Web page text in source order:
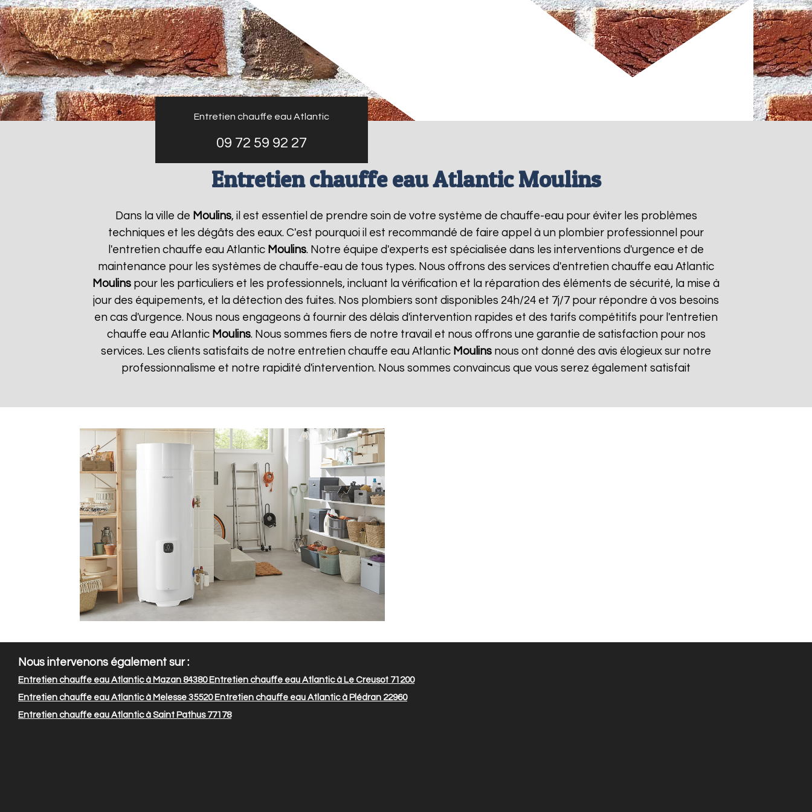
Entretien chauffe eau Atlantic
09 72 59 92 27
Entretien chauffe eau Atlantic Moulins
Dans la ville de Moulins, il est essentiel de prendre soin de votre système de chauffe-eau pour éviter les problèmes
techniques et les dégâts des eaux. C'est pourquoi il est recommandé de faire appel à un plombier professionnel pour
l'entretien chauffe eau Atlantic Moulins. Notre équipe d'experts est spécialisée dans les interventions d'urgence et de
maintenance pour les systèmes de chauffe-eau de tous types. Nous offrons des services d'entretien chauffe eau Atlantic
Moulins pour les particuliers et les professionnels, incluant la vérification et la réparation des éléments de sécurité, la mise à
jour des équipements, et la détection des fuites. Nos plombiers sont disponibles 24h/24 et 7j/7 pour répondre à vos besoins
en cas d'urgence. Nous nous engageons à fournir des délais d'intervention rapides et des tarifs compétitifs pour l'entretien
chauffe eau Atlantic Moulins. Nous sommes fiers de notre travail et nous offrons une garantie de satisfaction pour nos
services. Les clients satisfaits de notre entretien chauffe eau Atlantic Moulins nous ont donné des avis élogieux sur notre
professionnalisme et notre rapidité d'intervention. Nous sommes convaincus que vous serez également satisfait
Nous intervenons également sur :
Entretien chauffe eau Atlantic à Mazan 84380Entretien chauffe eau Atlantic à Le Creusot 71200
Entretien chauffe eau Atlantic à Melesse 35520Entretien chauffe eau Atlantic à Plédran 22960
Entretien chauffe eau Atlantic à Saint Pathus 77178